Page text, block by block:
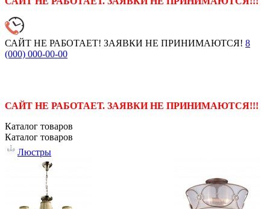
САЙТ НЕ РАБОТАЕТ! ЗАЯВКИ НЕ ПРИНИМАЮТСЯ! 8
(000) 000-00-00
САЙТ НЕ РАБОТАЕТ. ЗАЯВКИ НЕ ПРИНИМАЮТСЯ!!!
Каталог товаров
Каталог товаров
Люстры